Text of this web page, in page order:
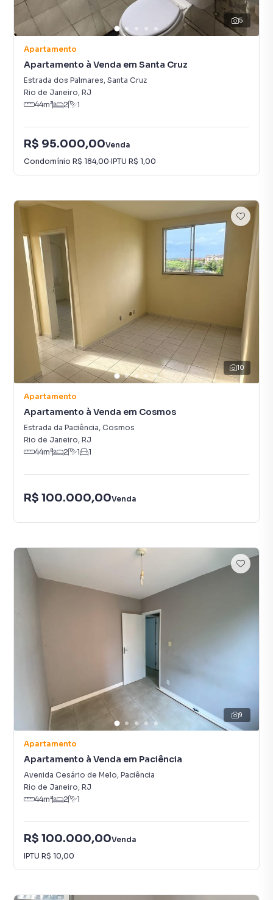
5
Apartamento
Apartamento à Venda em Santa Cruz
Estrada dos Palmares, Santa Cruz
Rio de Janeiro, RJ
44m² 2 1
R$ 95.000,00Venda
Condomínio R$ 184,00·IPTU R$ 1,00
10
Apartamento
Apartamento à Venda em Cosmos
Estrada da Paciência, Cosmos
Rio de Janeiro, RJ
44m² 2 1 1
R$ 100.000,00Venda
9
Apartamento
Apartamento à Venda em Paciência
Avenida Cesário de Melo, Paciência
Rio de Janeiro, RJ
44m² 2 1
R$ 100.000,00Venda
IPTU R$ 10,00